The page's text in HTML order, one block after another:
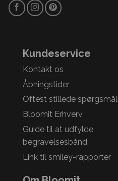
Kundeservice
Kontakt os
Åbningstider
Oftest stillede spørgsmål
Bloomit Erhverv
Guide til at udfylde
begravelsesbånd
Link til smiley-rapporter